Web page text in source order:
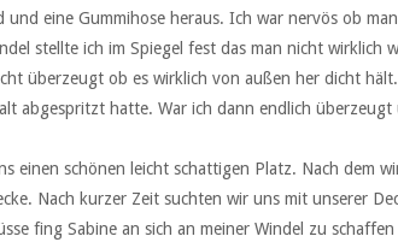
eine Gummihose heraus. Ich war nervös ob
stellte ich im Spiegel fest das man nicht wirklich
überzeugt ob es wirklich von außen her dicht
abgespritzt hatte. War ich dann endlich
einen schönen leicht schattigen Platz. Nach dem
Nach kurzer Zeit suchten wir uns mit unserer
fing Sabine an sich an meiner Windel zu